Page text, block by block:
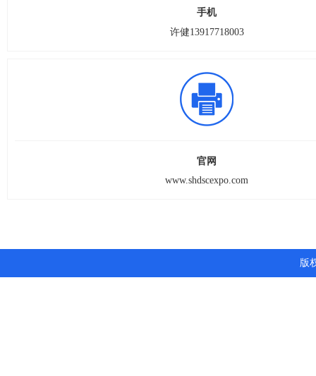
手机
许健13917718003
官网
www.shdscexpo.com
版